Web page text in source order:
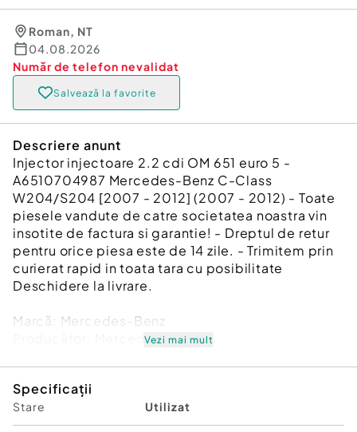
Roman, NT
04.08.2026
Număr de telefon nevalidat
Salvează la favorite
Descriere anunt
Injector injectoare 2.2 cdi OM 651 euro 5 -
A6510704987 Mercedes-Benz C-Class
W204/S204 [2007 - 2012] (2007 - 2012) - Toate
piesele vandute de catre societatea noastra vin
insotite de factura si garantie! - Dreptul de retur
pentru orice piesa este de 14 zile. - Trimitem prin
curierat rapid in toata tara cu posibilitate
Deschidere la livrare.
Marcă: Mercedes-Benz
Producător: Mercedes-Benz
A6510704987
Garanție
Vezi mai mult
Specificații
Stare Utilizat